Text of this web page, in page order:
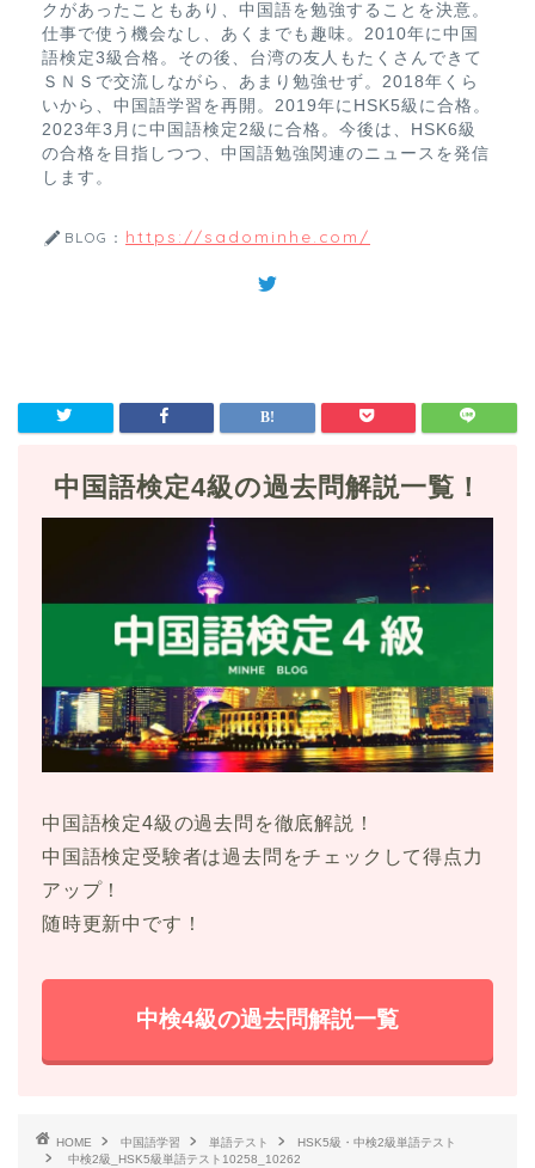
クがあったこともあり、中国語を勉強することを決意。
仕事で使う機会なし、あくまでも趣味。2010年に中国
語検定3級合格。その後、台湾の友人もたくさんできて
ＳＮＳで交流しながら、あまり勉強せず。2018年くら
いから、中国語学習を再開。2019年にHSK5級に合格。
2023年3月に中国語検定2級に合格。今後は、HSK6級
の合格を目指しつつ、中国語勉強関連のニュースを発信
します。
BLOG： https://sadominhe.com/
中国語検定4級の過去問解説一覧！
中国語検定4級の過去問を徹底解説！
中国語検定受験者は過去問をチェックして得点力
アップ！
随時更新中です！
中検4級の過去問解説一覧
HOME 中国語学習 単語テスト
HSK5級・中検2級単語テスト
中検2級_HSK5級単語テスト10258_10262